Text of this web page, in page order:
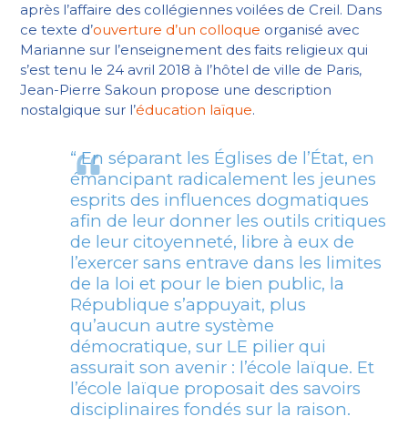
après l’affaire des collégiennes voilées de Creil. Dans
ce texte d’ouverture d’un colloque organisé avec
Marianne sur l’enseignement des faits religieux qui
s’est tenu le 24 avril 2018 à l’hôtel de ville de Paris,
Jean-Pierre Sakoun propose une description
nostalgique sur l’éducation laïque.
“ En séparant les Églises de l’État, en
émancipant radicalement les jeunes
esprits des influences dogmatiques
afin de leur donner les outils critiques
de leur citoyenneté, libre à eux de
l’exercer sans entrave dans les limites
de la loi et pour le bien public, la
République s’appuyait, plus
qu’aucun autre système
démocratique, sur LE pilier qui
assurait son avenir : l’école laïque. Et
l’école laïque proposait des savoirs
disciplinaires fondés sur la raison.